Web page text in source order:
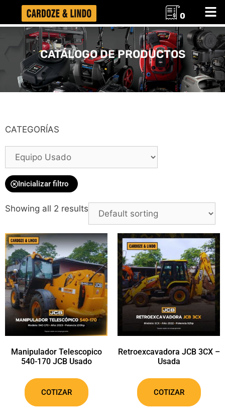
0
CATÁLOGO DE PRODUCTOS
CATEGORÍAS
Inicializar filtro
Showing all 2 results
Manipulador Telescopico
540-170 JCB Usado
COTIZAR
Retroexcavadora JCB 3CX –
Usada
COTIZAR